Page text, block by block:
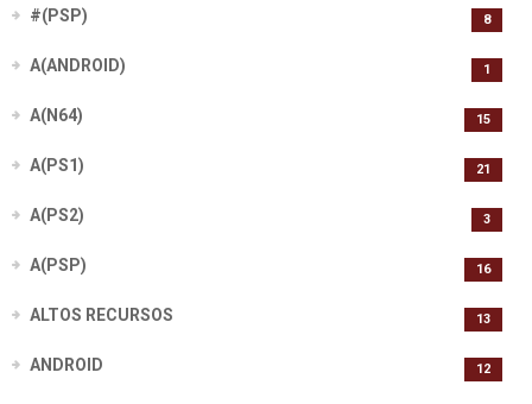
#(PSP) 8
A(ANDROID) 1
A(N64) 15
A(PS1) 21
A(PS2) 3
A(PSP) 16
ALTOS RECURSOS 13
ANDROID 12